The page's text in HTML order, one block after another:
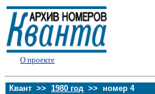
О проекте
Квант >> 1980 год >> номер 4